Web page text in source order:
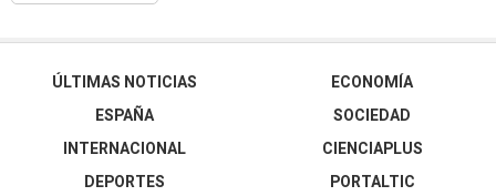
ÚLTIMAS NOTICIAS
ESPAÑA
INTERNACIONAL
DEPORTES
ECONOMÍA
SOCIEDAD
CIENCIAPLUS
PORTALTIC